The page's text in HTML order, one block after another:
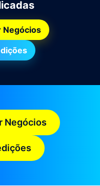
Negócios
Negócios